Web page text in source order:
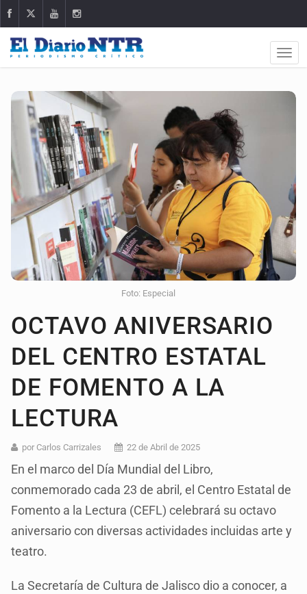
Foto: Especial
OCTAVO ANIVERSARIO
DEL CENTRO ESTATAL
DE FOMENTO A LA
LECTURA
por Carlos Carrizales 22 de Abril de 2025
En el marco del Día Mundial del Libro,
conmemorado cada 23 de abril, el Centro Estatal de
Fomento a la Lectura (CEFL) celebrará su octavo
aniversario con diversas actividades incluidas arte y
teatro.
La Secretaría de Cultura de Jalisco dio a conocer, a